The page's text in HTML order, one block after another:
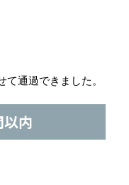
通過できました。
内